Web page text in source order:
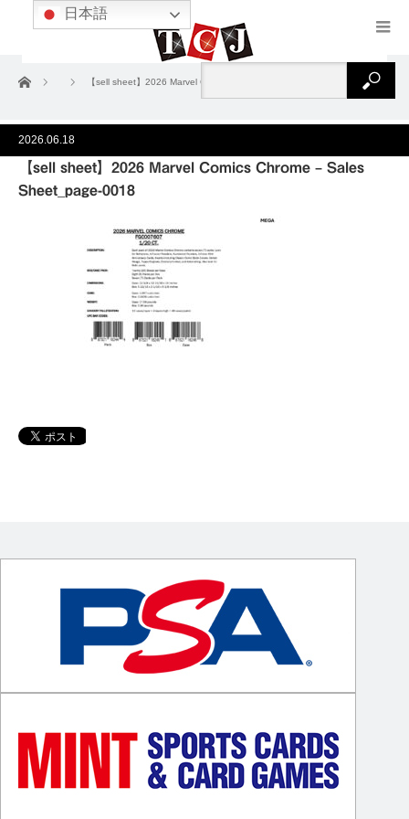
ホーム 【sell sheet】2026 Marvel Comics Chrome – Sales Sheet_page-0018
2026.06.18
【sell sheet】2026 Marvel Comics Chrome – Sales
Sheet_page-0018
日本語